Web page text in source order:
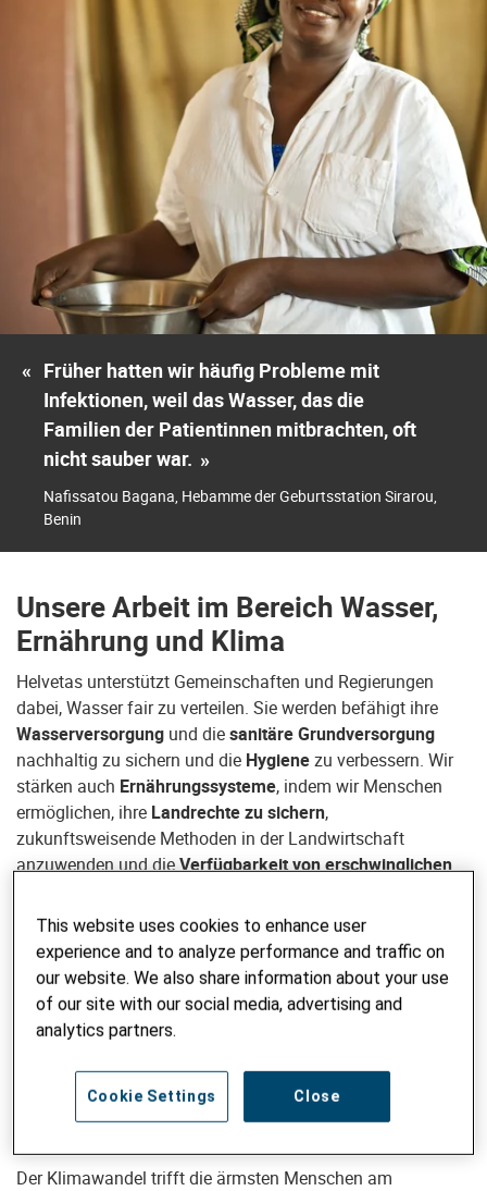
« Früher hatten wir häufig Probleme mit
Infektionen, weil das Wasser, das die
Familien der Patientinnen mitbrachten, oft
nicht sauber war. »
Nafissatou Bagana, Hebamme der Geburtsstation Sirarou,
Benin
Unsere Arbeit im Bereich Wasser,
Ernährung und Klima
Helvetas unterstützt Gemeinschaften und Regierungen
dabei, Wasser fair zu verteilen. Sie werden befähigt ihre
Wasserversorgung und diesanitäre Grundversorgung
nachhaltig zu sichern und die Hygienezu verbessern. Wir
stärken auch Ernährungssysteme, indem wir Menschen
ermöglichen, ihre Landrechte zu sichern,
zukunftsweisende Methoden in der Landwirtschaft
anzuwenden und dieVerfügbarkeit von erschwinglichen
Zentral für eine nachhaltige Entwicklung ist auch, dass
Menschen einen besserenZugang zu Märktenbekommen
undDienstleistungen effizienter gestaltetsind. Helvetas
unterstützt denBau und den Unterhalt von Fussgänger-
Hängebrücken
Bevölkerung Gesundheitszentren und Schulen erreichen,
aber auch ihre Produkte verkaufen und sich mit den
nötigen Gütern versorgen kann.
Der Klimawandel trifft die ärmsten Menschen am
This website uses cookies to enhance user
experience and to analyze performance and traffic on
our website. We also share information about your use
of our site with our social media, advertising and
analytics partners.
Close
Cookie Settings